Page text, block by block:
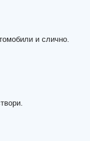
и слично.